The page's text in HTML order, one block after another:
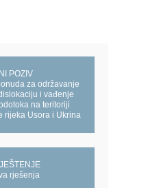
POZIV
za održavanje
i vađenje
na teritoriji
rijeka Usora i Ukrina
rješenja